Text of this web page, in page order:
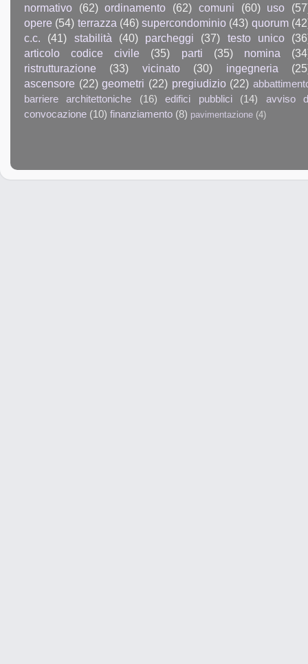
normativo
(62) ordinamento (62) comuni (60) uso
opere (54) terrazza (46) supercondominio (43) quorum
c.c.
(41) stabilità (40) parcheggi (37) testo unico
articolo codice civile
(35) parti (35) nomina
ristrutturazione
(33) vicinato (30) ingegneria
ascensore (22) geometri (22) pregiudizio (22)
barriere architettoniche
(16) edifici pubblici (14)
avviso
convocazione (10) finanziamento (8) pavimentazione (4)